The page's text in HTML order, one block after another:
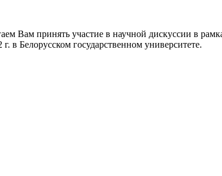
Вам принять участие в научной дискуссии в
в Белорусском государственном университете.